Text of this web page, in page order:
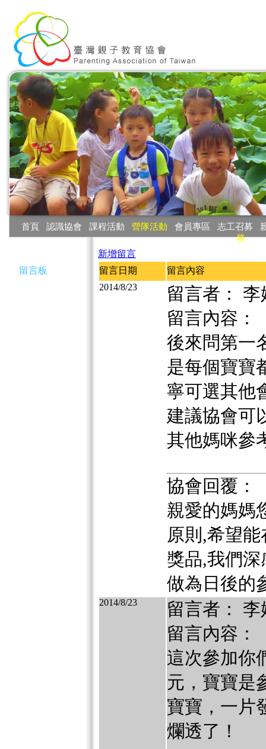
首頁 認識協會 課程活動 營隊活動 會員專區 志工召募
務
留言板
新增留言
留言日期
留言內容
2014/8/23
留言者： 李
留言內容：
後來問第一
是每個寶寶
寧可選其他
建議協會可
其他媽咪參
協會回覆：
親愛的媽媽
原則,希望
獎品,我們
做為日後的
2014/8/23
留言者： 李
留言內容：
這次參加你
元，寶寶是
寶寶，一片
爛透了！